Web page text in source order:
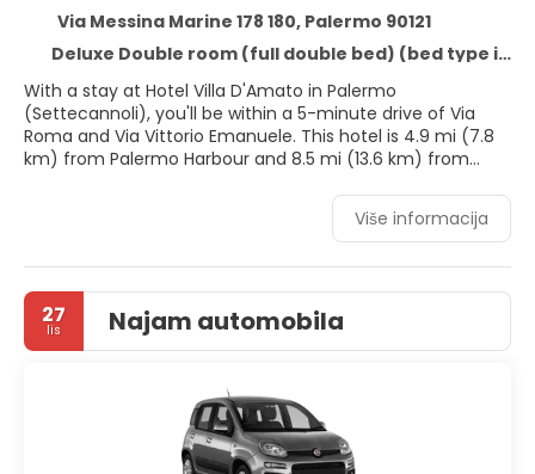
Via Messina Marine 178 180, Palermo 90121
Deluxe Double room (full double bed) (bed type is subject to availability)
With a stay at Hotel Villa D'Amato in Palermo
(Settecannoli), you'll be within a 5-minute drive of Via
Roma and Via Vittorio Emanuele. This hotel is 4.9 mi (7.8
km) from Palermo Harbour and 8.5 mi (13.6 km) from
Take in the views from a terrace and a garden and make
use of amenities such as complimentary wireless internet
access. Additional features at this hotel include a
television in a common area, tour/ticket assistance, and
a banquet hall.
featuring minibars. Complimentary wireless internet
access keeps you connected, and satellite programming
is available for your entertainment. Private bathrooms
with showers feature complimentary toiletries and bidets.
Više informacija
27
lis Najam automobila